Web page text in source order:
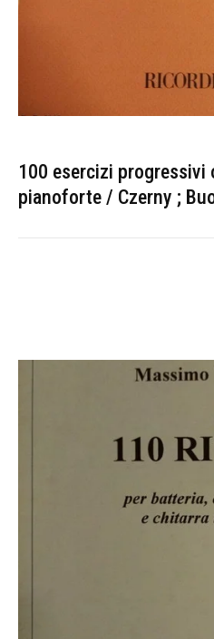
100 esercizi progressivi
pianoforte / Czerny ;